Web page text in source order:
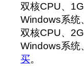
双核CPU、
Windows系统
双核CPU、
Windows系统
买。